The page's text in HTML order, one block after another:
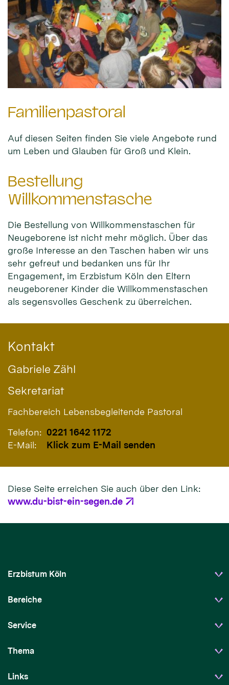
Familienpastoral
Auf diesen Seiten finden Sie viele Angebote rund
um Leben und Glauben für Groß und Klein.
Bestellung
Willkommenstasche
Die Bestellung von Willkommenstaschen für
Neugeborene ist nicht mehr möglich. Über das
große Interesse an den Taschen haben wir uns
sehr gefreut und bedanken uns für Ihr
Engagement, im Erzbistum Köln den Eltern
neugeborener Kinder die Willkommenstaschen
als segensvolles Geschenk zu überreichen.
Kontakt
Gabriele Zähl
Sekretariat
Fachbereich Lebensbegleitende Pastoral
Telefon: 0221 1642 1172
E-Mail:
Klick zum E-Mail senden
Diese Seite erreichen Sie auch über den Link:
www.du-bist-ein-segen.de
Erzbistum Köln
Bereiche
Service
Thema
Links